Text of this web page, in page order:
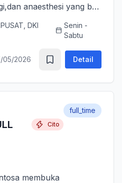
anaesthesi yang bs
Bersedia bergabung
DKI
Senin -
Sabtu
05/2026 Detail
Cito
full_time
membuka